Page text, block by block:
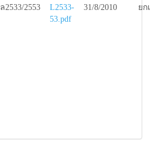
ล2533/2553
L2533-
53.pdf
31/8/2010 ยก